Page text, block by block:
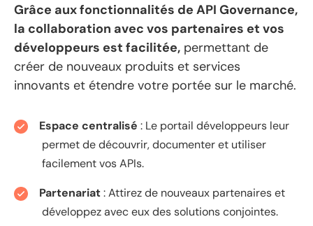
Grâce aux fonctionnalités de API Governance,
la collaboration avec vos partenaires et vos
développeurs est facilitée, permettant de
créer de nouveaux produits et services
innovants et étendre votre portée sur le marché.
Espace centralisé : Le portail développeurs leur
permet de découvrir, documenter et utiliser
facilement vos APIs.
Partenariat: Attirez de nouveaux partenaires et
développez avec eux des solutions conjointes.